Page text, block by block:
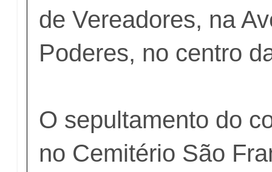
de Vereadores, na
Poderes, no centro
O sepultamento do
no Cemitério São